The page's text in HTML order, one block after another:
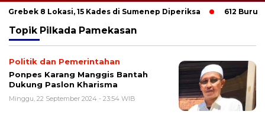
8 Lokasi, 15 Kades di Sumenep Diperiksa 612 Buruh
Topik Pilkada Pamekasan
Politik dan Pemerintahan
Ponpes Karang Manggis Bantah
Dukung Paslon Kharisma
Minggu, 22 September 2024 - 23:54 WIB